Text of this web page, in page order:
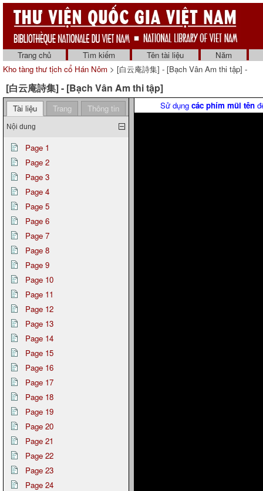
Trang chủ Tìm kiếm Tên tài liệu
Năm
Kho tàng thư tịch cổ Hán Nôm > [白云庵詩集] - [Bạch Vân Am thi tập] -
[白云庵詩集] - [Bạch Vân Am thi tập]
Tài liệu Trang Thông tin
Nội dung
Page 1
Page 2
Page 3
Page 4
Page 5
Page 6
Page 7
Page 8
Page 9
Page 10
Page 11
Page 12
Page 13
Page 14
Page 15
Page 16
Page 17
Page 18
Page 19
Page 20
Page 21
Page 22
Page 23
Page 24
Sử dụng các phím mũi tên